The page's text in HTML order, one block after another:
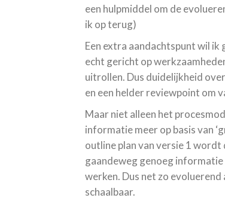
een hulpmiddel om de
ik op terug)
Een extra aandachtspunt wil ik
echt gericht op
uitrollen. Dus duidelijkheid
en een helder reviewpoint om
Maar niet alleen het
informatie meer op basis van
outline plan van versie 1 wordt
gaandeweg genoeg
werken. Dus net zo evoluerend
schaalbaar.